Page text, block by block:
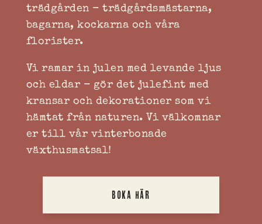
trädgården - trädgårdsmästarna,
bagarna, kockarna och våra
florister.
Vi ramar in julen med levande ljus
och eldar - gör det julefint med
kransar och dekorationer som vi
hämtat från naturen. Vi välkomnar
er till vår vinterbonade
växthusmatsal!
BOKA HÄR